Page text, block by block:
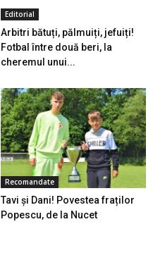
Editorial
Arbitri bătuți, pălmuiți, jefuiți!
Fotbal între două beri, la
cheremul unui...
Recomandate
Tavi și Dani! Povestea fraților
Popescu, de la Nucet